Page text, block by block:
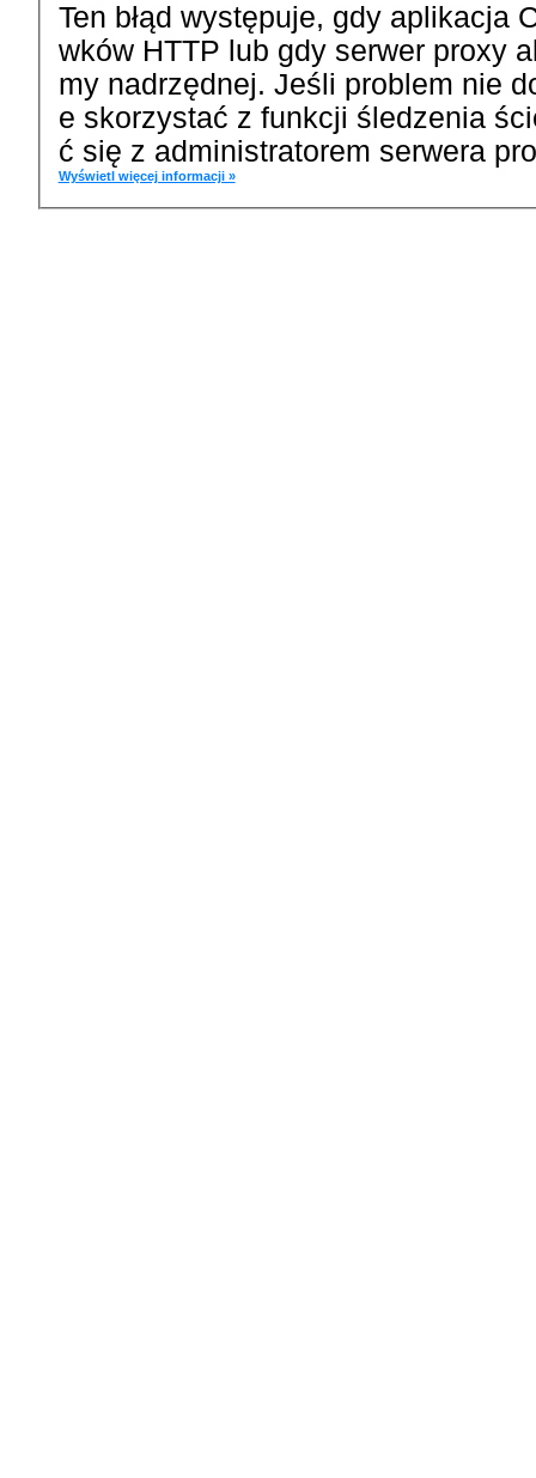
Ten błąd występuje, gdy aplikacja
wków HTTP lub gdy serwer proxy
my nadrzędnej. Jeśli problem nie
e skorzystać z funkcji śledzenia
ć się z administratorem serwera
Wyświetl więcej informacji »